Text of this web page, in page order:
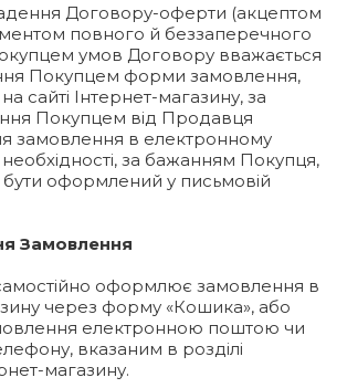
Договору-оферти (акцептом
повного й беззаперечного
умов Договору вважається
Покупцем форми замовлення,
сайті Інтернет-магазину, за
Покупцем від Продавця
замовлення в електронному
необхідності, за бажанням Покупця,
оформлений у письмовій
Замовлення
оформлює замовлення в
через форму «Кошика», або
електронною поштою чи
вказаним в розділі
магазину.